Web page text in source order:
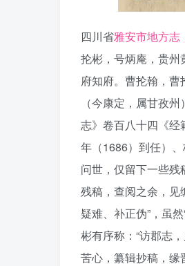
四川省雅安市地方志
抡彬，号炳庵，贵
府知府。曹抡翰，
（今康定，属甘孜
志》卷百八十四《经
年（1686）到任）
问世，仅留下一些
残稿，查阅之余，见
疑难、补正伪”，虽
彬有序称：“访郡志
苦心，纂辑抄稿，缘